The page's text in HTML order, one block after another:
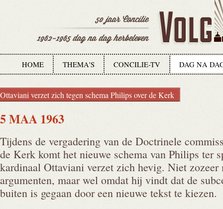
HOME THEMA'S CONCILIE-TV DAG NA
Ottaviani verzet zich tegen schema Philips over de Kerk
5 MAA 1963
Tijdens de vergadering van de Doctrinele
de Kerk komt het nieuwe schema van Philips ter
kardinaal Ottaviani verzet zich hevig. Niet
argumenten, maar wel omdat hij vindt dat de
buiten is gegaan door een nieuwe tekst te kiezen.